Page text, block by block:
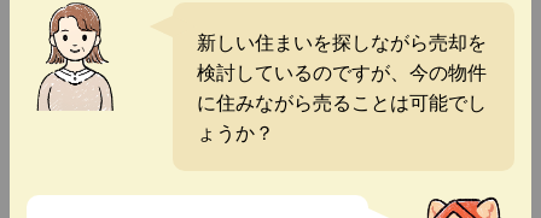
新しい住まいを探しながら売却を
検討しているのですが、今の物件
に住みながら売ることは可能でし
ょうか？